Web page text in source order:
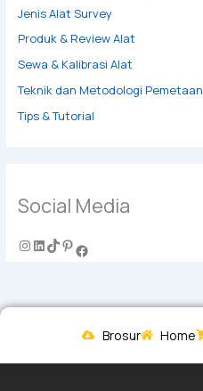
Jenis Alat Survey
Produk & Review Alat
Sewa & Kalibrasi Alat
Teknik dan Metodologi Pemetaan
Tips & Tutorial
Social Media
Brosur Home